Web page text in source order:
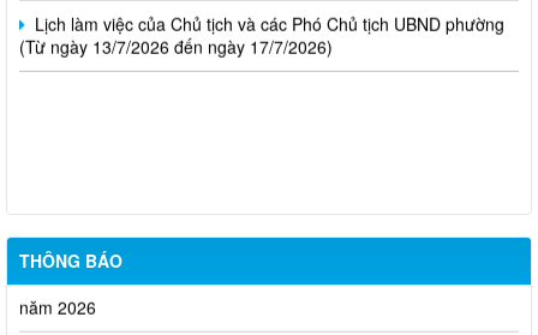
Lịch làm việc của Chủ tịch và các Phó Chủ tịch UBND phường
(Từ ngày 13/7/2026 đến ngày 17/7/2026)
THÔNG BÁO
Thông báo triệu tập thi sinh đủ điều kiện dư thi vòng 2 kỳ tuyển
năm 2026